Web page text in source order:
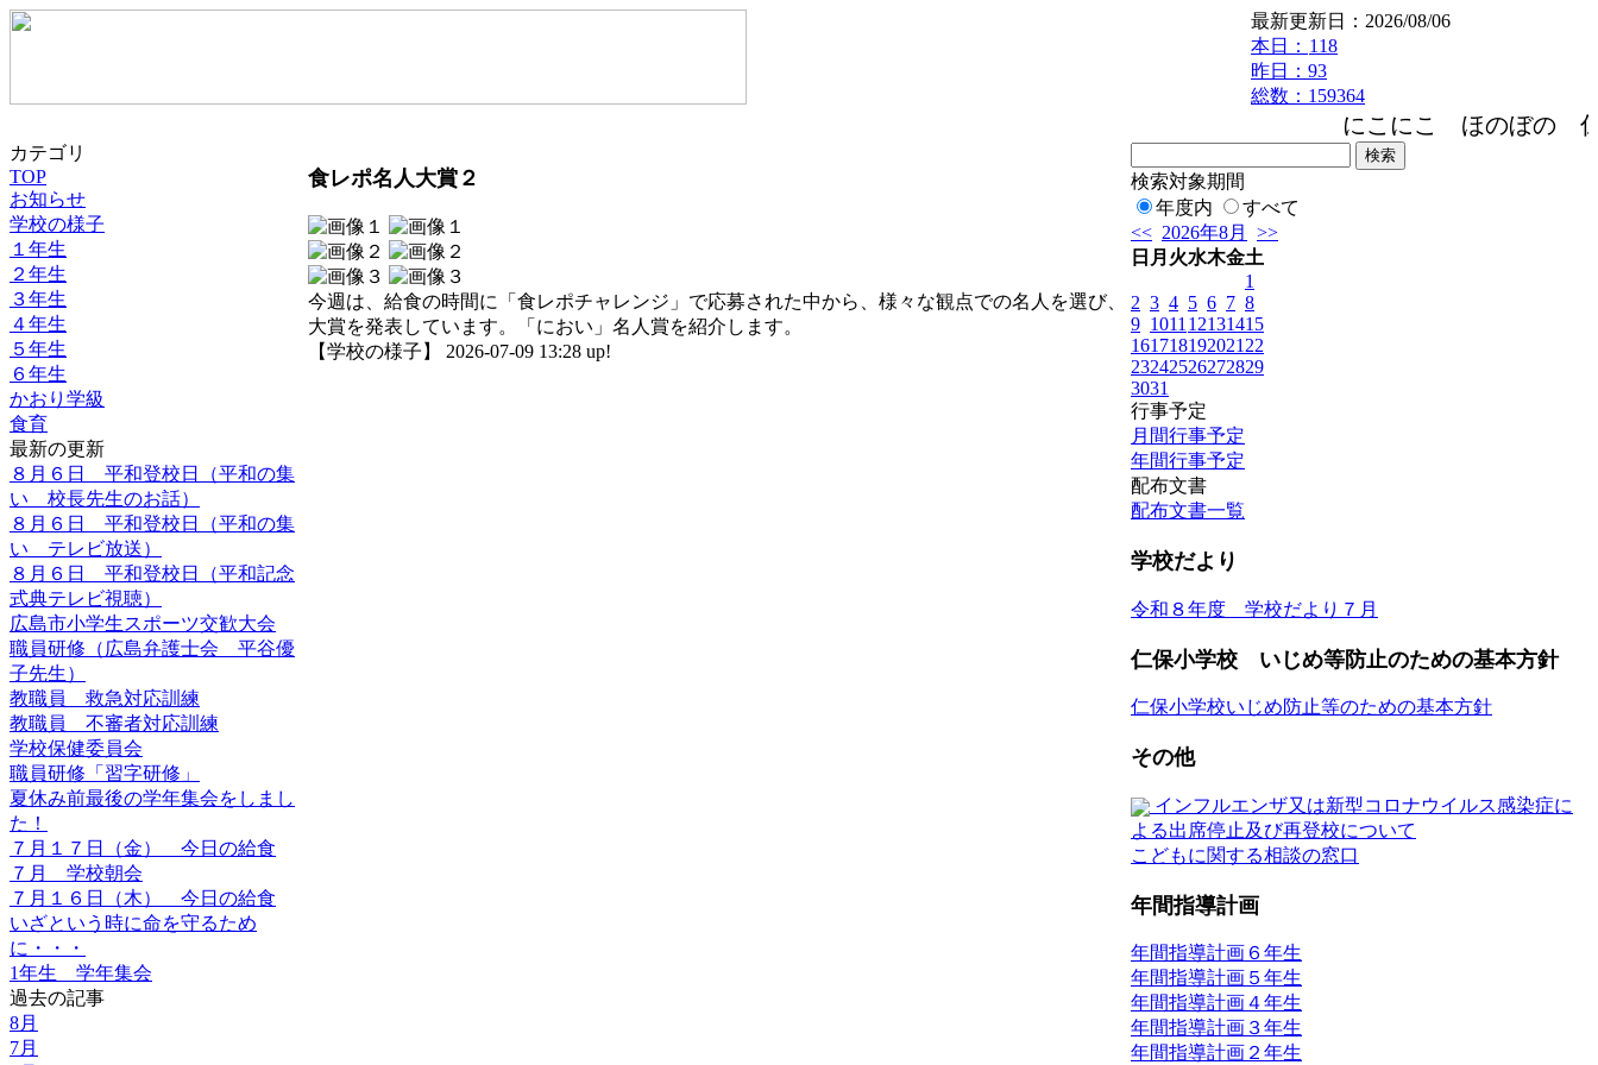
最新更新日：2026/08/06
本日： 118
昨日：93
総数：159364
にこにこ ほのぼの 仁
カテゴリ
TOP
お知らせ
学校の様子
１年生
２年生
３年生
４年生
５年生
６年生
かおり学級
食育
最新の更新
８月６日 平和登校日（平和の集
い 校長先生のお話）
８月６日 平和登校日（平和の集
い テレビ放送）
８月６日 平和登校日（平和記念
式典テレビ視聴）
広島市小学生スポーツ交歓大会
職員研修（広島弁護士会 平谷優
子先生）
教職員 救急対応訓練
教職員 不審者対応訓練
学校保健委員会
職員研修「習字研修」
夏休み前最後の学年集会をしまし
た！
７月１７日（金） 今日の給食
７月 学校朝会
７月１６日（木） 今日の給食
いざという時に命を守るため
に・・・
1年生 学年集会
過去の記事
8月
7月
食レポ名人大賞２
今週は、給食の時間に「食レポチャレンジ」で応募された中から、様々な観点での名人を選び、
大賞を発表しています。「におい」名人賞を紹介します。
【学校の様子】 2026-07-09 13:28 up!
検索対象期間
年度内
すべて
<< 2026年8月
>>
日 月 火水木金土
1
2 3 4 5 6 7 8
9 1011 12131415
161718192021 22
23242526272829
3031
行事予定
月間行事予定
年間行事予定
配布文書
配布文書一覧
学校だより
令和８年度 学校だより７月
仁保小学校 いじめ等防止のための基本方針
仁保小学校いじめ防止等のための基本方針
その他
インフルエンザ又は新型コロナウイルス感染症に
よる出席停止及び再登校について
こどもに関する相談の窓口
年間指導計画
年間指導計画６年生
年間指導計画５年生
年間指導計画４年生
年間指導計画３年生
年間指導計画２年生